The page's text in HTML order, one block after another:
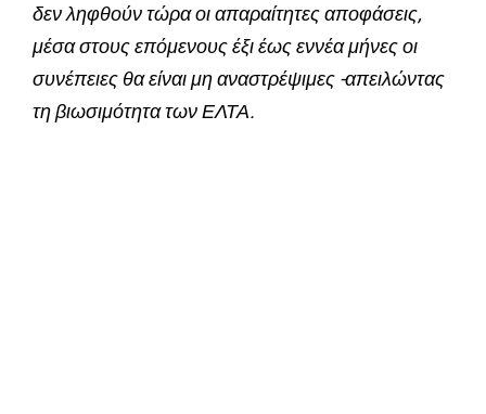
δεν ληφθούν τώρα οι απαραίτητες αποφάσεις,
μέσα στους επόμενους έξι έως εννέα μήνες οι
συνέπειες θα είναι μη αναστρέψιμες -απειλώντας
τη βιωσιμότητα των ΕΛΤΑ.